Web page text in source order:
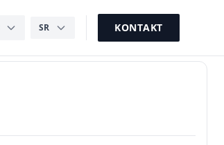
SR KONTAKT